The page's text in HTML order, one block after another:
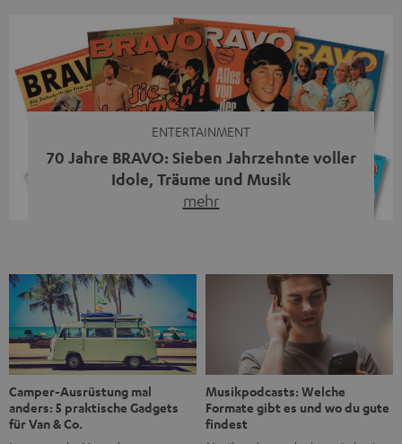
Streaming-System vereint hochwertige HiFi-Technik,
moderne Streaming-Funktionen und hohe Flexibilität in
einem einzigen Gerät – und zeigt, dass man für großen
Sound heute keine klassische HiFi-Anlage mehr braucht.
ENTERTAINMENT
70 Jahre BRAVO: Sieben Jahrzehnte voller
Idole, Träume und Musik
mehr
1956 begleitet das Magazin Jugendliche durch Rock und
Pop, kleine Schwärmereien und große Fragen. Zum 70.
Jubiläum werfen wir einen Blick zurück. Vom Filmheft zur
Jugendmarke: Wie die BRAVO ihren Ton fand Als die […]
Camper-Ausrüstung mal
anders: 5 praktische Gadgets
für Van & Co.
Musikpodcasts: Welche
Formate gibt es und wo du gute
findest